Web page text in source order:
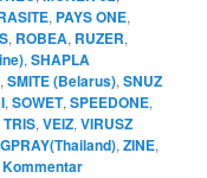
, PAYS ONE,
, ROBEA, RUZER,
,SHAPLA
,SMITE (Belarus),SNUZ
,SOWET,SPEEDONE,
TRIS,VEIZ,VIRUSZ
,ZINE,